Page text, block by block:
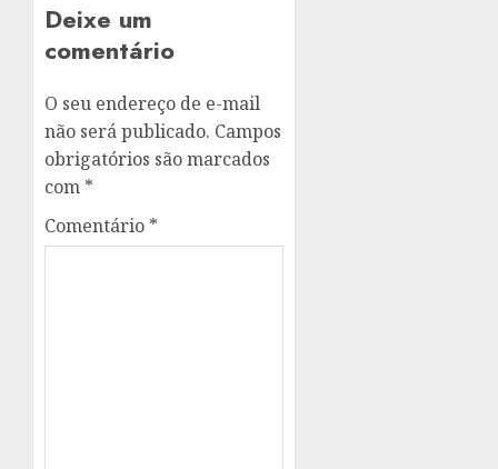
Deixe um
comentário
O seu endereço de e-mail
não será publicado. Campos
obrigatórios são marcados
com *
Comentário *